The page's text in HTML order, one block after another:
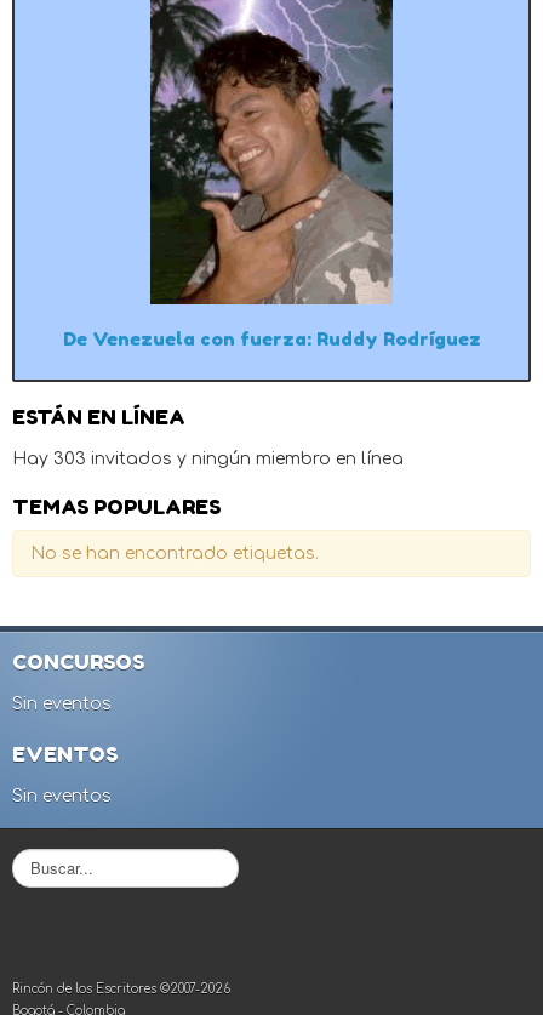
De Venezuela con fuerza: Ruddy Rodríguez
ESTÁN EN LÍNEA
Hay 303 invitados y ningún miembro en línea
TEMAS POPULARES
No se han encontrado etiquetas.
CONCURSOS
Sin eventos
EVENTOS
Sin eventos
B
u
r
.
Rincón de los Escritores ©2007-2026
Bogotá - Colombia